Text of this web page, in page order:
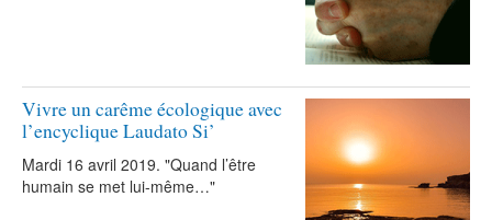
Vivre un carême écologique avec
l’encyclique Laudato Si’
Mardi 16 avril 2019. "Quand l’être
humain se met lui-même…"